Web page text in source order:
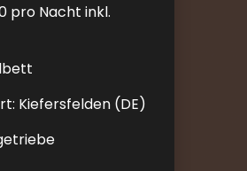
pro Nacht inkl.
Kiefersfelden (DE)